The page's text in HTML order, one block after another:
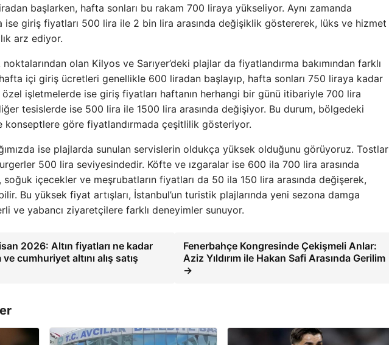
başlarken, hafta sonları bu rakam 700 liraya yükseliyor. Aynı zamanda
ise giriş fiyatları 500 lira ile 2 bin lira arasında değişiklik göstererek, lüks ve hizmet
arz ediyor.
olan Kilyos ve Sarıyer’deki plajlar da fiyatlandırma bakımından farklı
içi giriş ücretleri genellikle 600 liradan başlayıp, hafta sonları 750 liraya kadar
özel işletmelerde ise giriş fiyatları haftanın herhangi bir günü itibariyle 700 lira
tesislerde ise 500 lira ile 1500 lira arasında değişiyor. Bu durum, bölgedeki
konseptlere göre fiyatlandırmada çeşitlilik gösteriyor.
ise plajlarda sunulan servislerin oldukça yüksek olduğunu görüyoruz. Tostlar
500 lira seviyesindedir. Köfte ve ızgaralar ise 600 ila 700 lira arasında
içecekler ve meşrubatların fiyatları da 50 ila 150 lira arasında değişerek,
Bu yüksek fiyat artışları, İstanbul’un turistik plajlarında yeni sezona damga
ve yabancı ziyaretçilere farklı deneyimler sunuyor.
2026: Altın fiyatları ne kadar
cumhuriyet altını alış satış
Fenerbahçe Kongresinde Çekişmeli Anlar:
Aziz Yıldırım ile Hakan Safi Arasında Gerilim
→